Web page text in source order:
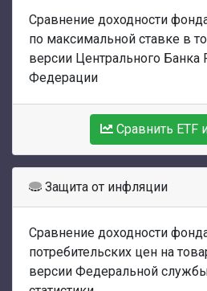
Сравнение доходности
по максимальной ставке в
версии Центрального Банка
Федерации
Сравнить ETF
Защита от инфляции
Сравнение доходности
потребительских цен на
версии Федеральной